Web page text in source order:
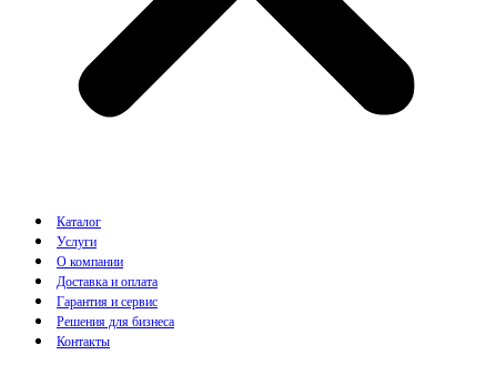
Каталог
Услуги
О компании
Доставка и оплата
Гарантия и сервис
Решения для бизнеса
Контакты